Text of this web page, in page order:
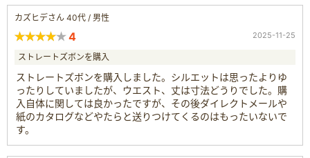
カズヒデさん 40代 / 男性
4 2025-11-25
ストレートズボンを購入
ストレートズボンを購入しました。シルエットは思ったよりゆ
ったりしていましたが、ウエスト、丈は寸法どうりでした。購
入自体に関しては良かったですが、その後ダイレクトメールや
紙のカタログなどやたらと送りつけてくるのはもったいないで
す。